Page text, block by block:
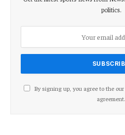
politics.
By signing up, you agree to the
agreement.